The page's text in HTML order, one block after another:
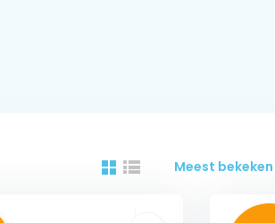
Meest bekeken